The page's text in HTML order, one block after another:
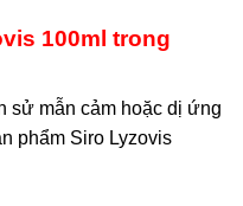
100ml trong
sử mẫn cảm hoặc dị ứng
phẩm Siro Lyzovis